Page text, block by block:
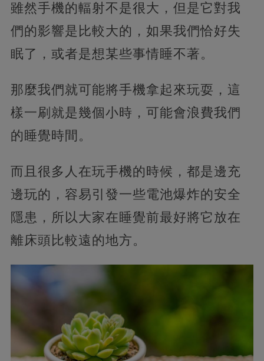
雖然手機的輻射不是很大，但是它對我
們的影響是比較大的，如果我們恰好失
眠了，或者是想某些事情睡不著。
那麼我們就可能將手機拿起來玩耍，這
樣一刷就是幾個小時，可能會浪費我們
的睡覺時間。
而且很多人在玩手機的時候，都是邊充
邊玩的，容易引發一些電池爆炸的安全
隱患，所以大家在睡覺前最好將它放在
離床頭比較遠的地方。